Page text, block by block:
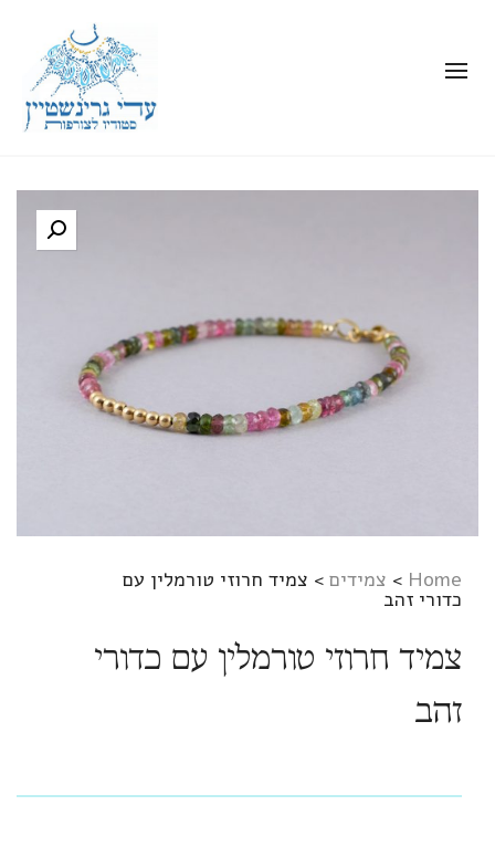
Home
> צמידים > צמיד חרוזי טורמלין עם
כדורי זהב
צמיד חרוזי טורמלין עם כדורי
זהב